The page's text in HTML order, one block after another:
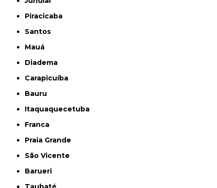
Piracicaba
Santos
Mauá
Diadema
Carapicuíba
Bauru
Itaquaquecetuba
Franca
Praia Grande
São Vicente
Barueri